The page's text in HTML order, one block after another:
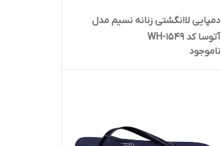
دمپایی لاانگشتی زنانه نسیم مدل
آتوسا کد 1549-WH
ناموجود